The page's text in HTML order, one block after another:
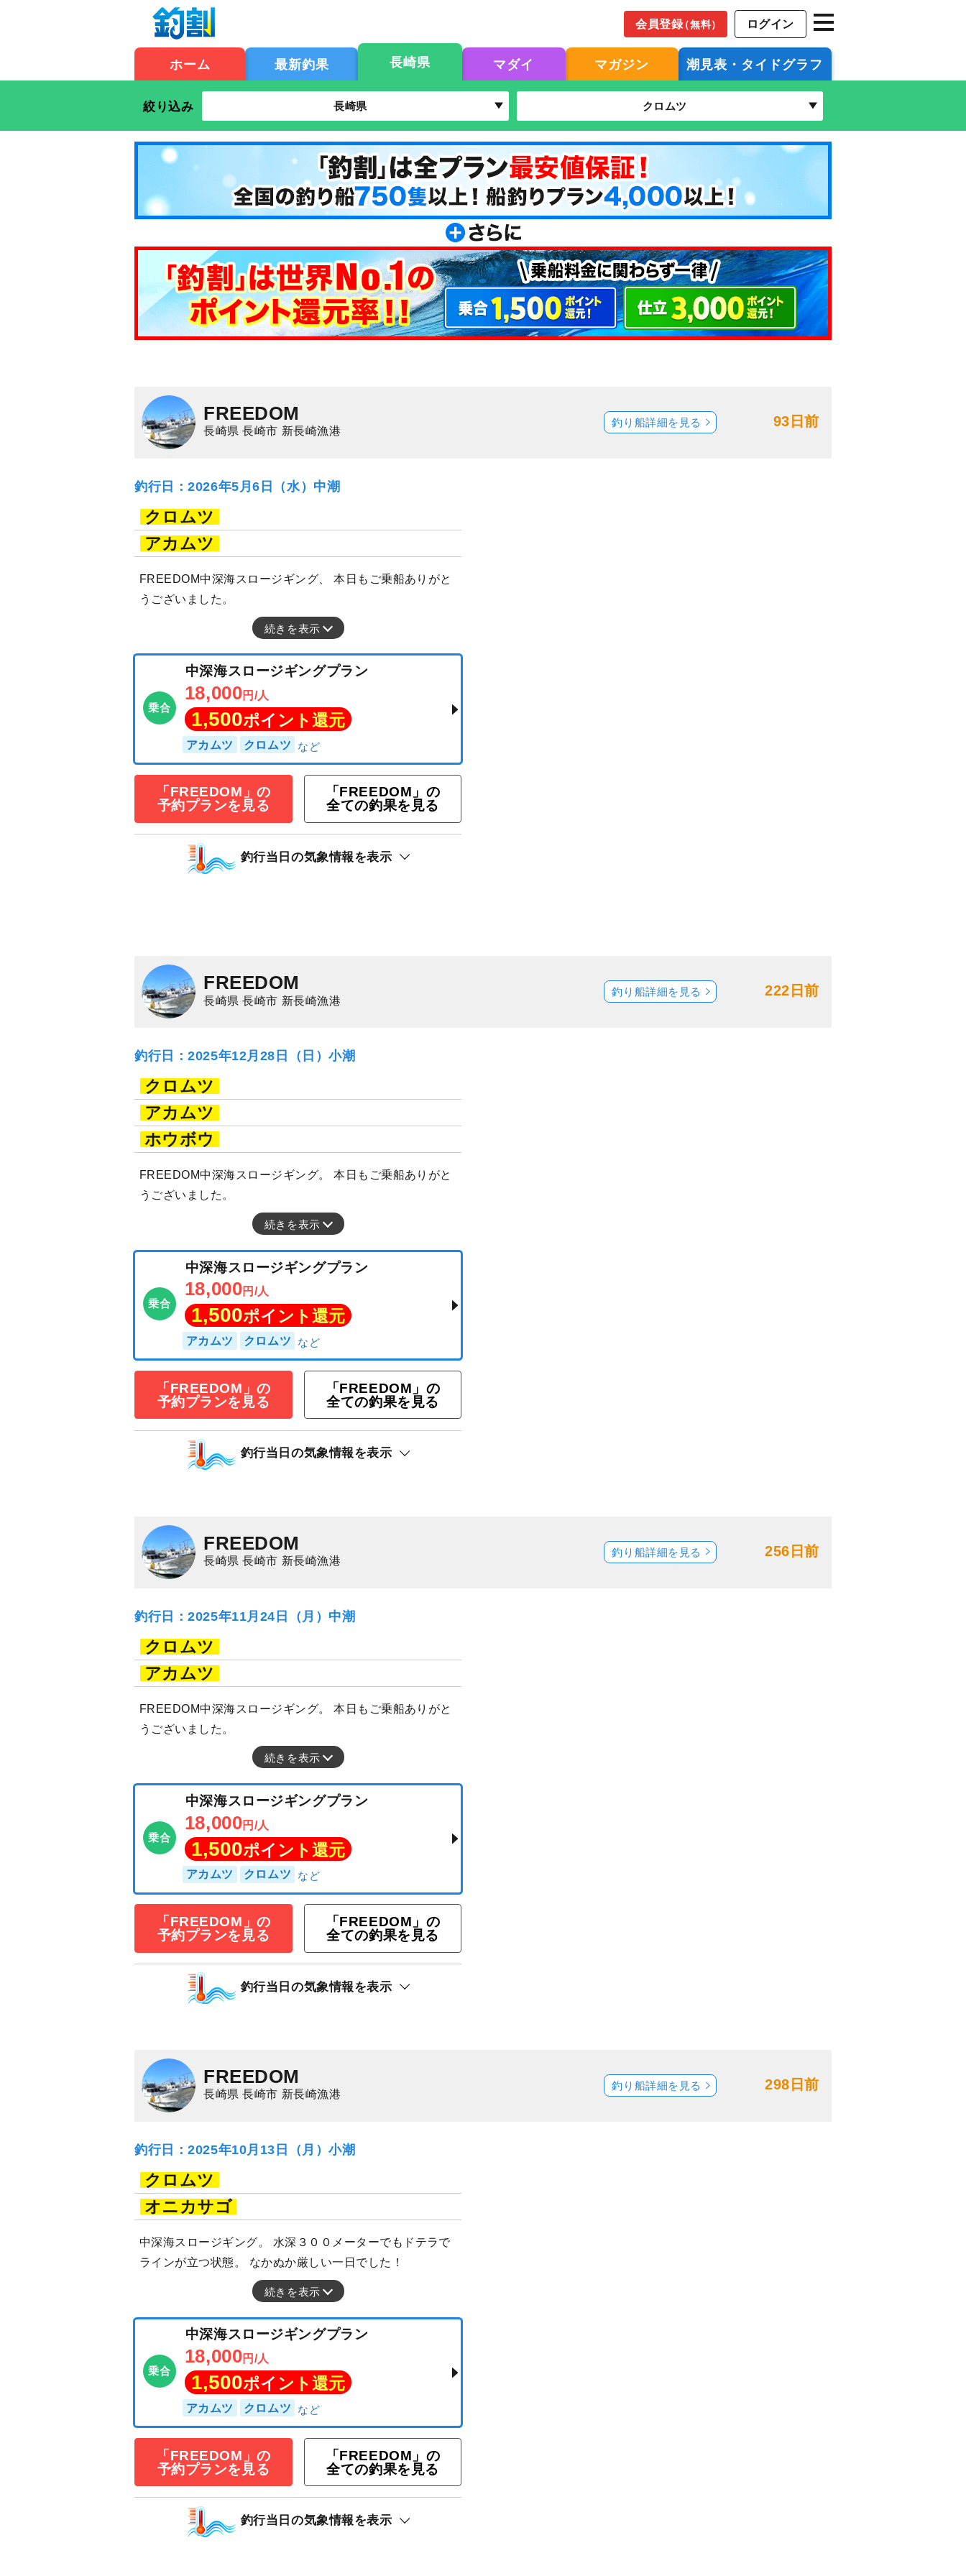
会員登録（無料） ログイン
ホーム 最新釣果 長崎県 マダイ マガジン 潮見表・タイドグラフ
絞り込み 長崎県 クロムツ
FREEDOM
長崎県 長崎市 新長崎漁港
93日前
釣り船詳細を見る
釣行日：2026年5月6日（水）中潮
クロムツ
アカムツ
FREEDOM中深海スロージギング、 本日もご乗船ありがと
うございました。
続きを表示
中深海スロージギングプラン
18,000円/人
1,500ポイント還元
アカムツ クロムツ
「FREEDOM」の
予約プランを見る
「FREEDOM」の
全ての釣果を見る
釣行当日の気象情報を表示
FREEDOM
長崎県 長崎市 新長崎漁港
222日前
釣り船詳細を見る
釣行日：2025年12月28日（日）小潮
クロムツ
アカムツ
ホウボウ
FREEDOM中深海スロージギング。 本日もご乗船ありがと
うございました。
続きを表示
乗合
中深海スロージギングプラン
18,000円/人
1,500ポイント還元
アカムツ クロムツ
「FREEDOM」の
予約プランを見る
「FREEDOM」の
全ての釣果を見る
釣行当日の気象情報を表示
FREEDOM
長崎県 長崎市 新長崎漁港
256日前
釣り船詳細を見る
釣行日：2025年11月24日（月）中潮
クロムツ
アカムツ
FREEDOM中深海スロージギング。 本日もご乗船ありがと
うございました。
続きを表示
中深海スロージギングプラン
18,000円/人
1,500
「FREEDOM」の
予約プランを見る
「FREEDOM」の
全ての釣果を見る
釣行当日の気象情報を表示
FREEDOM
長崎県 長崎市 新長崎漁港
298日前
釣り船詳細を見る
釣行日：2025年10月13日（月）小潮
クロムツ
オニカサゴ
中深海スロージギング。 水深３００メーターでもドテラで
ラインが立つ状態。 なかぬか厳しい一日でした！
続きを表示
中深海スロージギングプラン
「FREEDOM」の
予約プランを見る
「FREEDOM」の
全ての釣果を見る
釣行当日の気象情報を表示